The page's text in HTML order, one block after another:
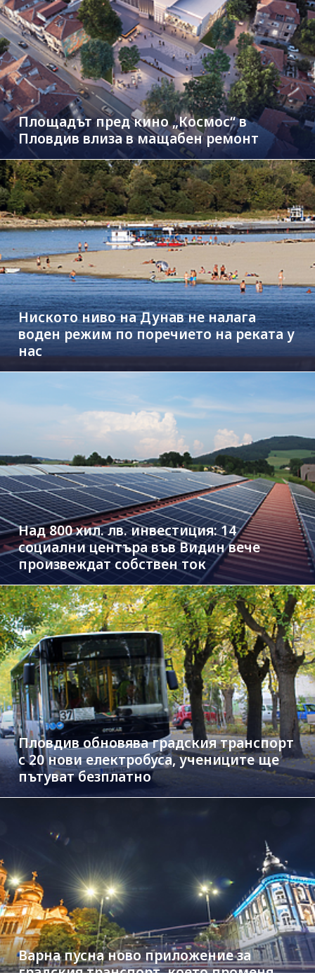
Площадът пред кино „Космос“ в
Пловдив влиза в мащабен ремонт
Ниското ниво на Дунав не налага
воден режим по поречието на реката у
нас
Над 800 хил. лв. инвестиция: 14
социални центъра във Видин вече
произвеждат собствен ток
Пловдив обновява градския транспорт
с 20 нови електробуса, учениците ще
пътуват безплатно
Варна пусна ново приложение за